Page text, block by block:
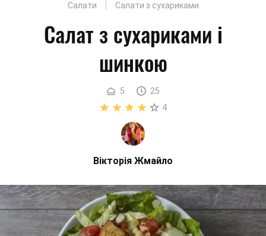
Салати Салати з сухариками
Салат з сухариками і
шинкою
5
25
4
Вікторія Жмайло